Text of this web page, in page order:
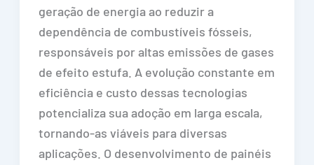
geração de energia ao reduzir a
dependência de combustíveis fósseis,
responsáveis por altas emissões de gases
de efeito estufa. A evolução constante em
eficiência e custo dessas tecnologias
potencializa sua adoção em larga escala,
tornando-as viáveis para diversas
aplicações. O desenvolvimento de painéis